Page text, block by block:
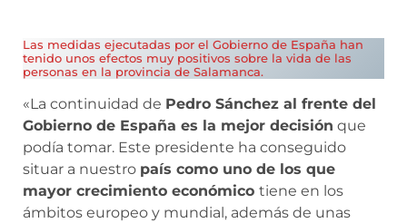
Las medidas ejecutadas por el Gobierno de España han
tenido unos efectos muy positivos sobre la vida de las
personas en la provincia de Salamanca.
«La continuidad de Pedro Sánchez al frente del
Gobierno de España es la mejor decisión que
podía tomar. Este presidente ha conseguido
situar a nuestro país como uno de los que
mayor crecimiento económico tiene en los
ámbitos europeo y mundial, además de unas